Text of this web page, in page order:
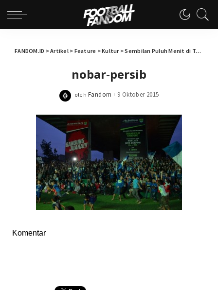
FANDOM.ID >Artikel> Feature >Kultur>Sembilan Puluh Menit di Taman Film
nobar-persib
Posted
oleh Fandom 9 Oktober 2015
Komentar